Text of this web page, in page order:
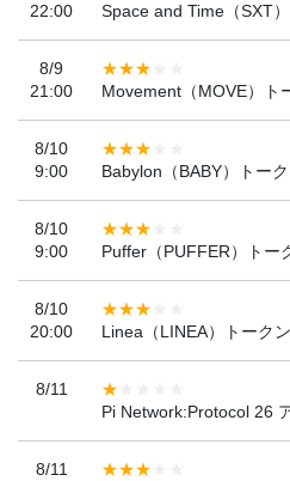
22:00
Space and Time（SXT
8/9
21:00
Movement（MOVE）ト
8/10
9:00
Babylon（BABY）トー
8/10
9:00
Puffer（PUFFER）トー
8/10
20:00
Linea（LINEA）トーク
8/11
Pi Network:Protocol 26
8/11